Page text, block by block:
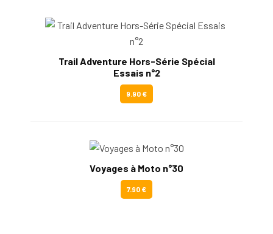
Trail Adventure Hors-Série Spécial
Essais n°2
9.90 €
Voyages à Moto n°30
7.90 €